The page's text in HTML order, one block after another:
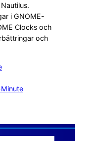
i GNOME-
Clocks och
och